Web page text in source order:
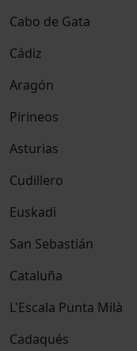
Cabo de Gata
Cádiz
Aragón
Pirineos
Asturias
Cudillero
Euskadi
San Sebastián
Cataluña
L'Escala Punta Milà
Cadaqués